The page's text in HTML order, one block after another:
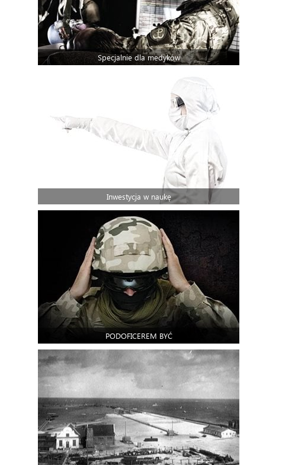
Specjalnie dla medyków
Inwestycja w naukę
PODOFICEREM BYĆ